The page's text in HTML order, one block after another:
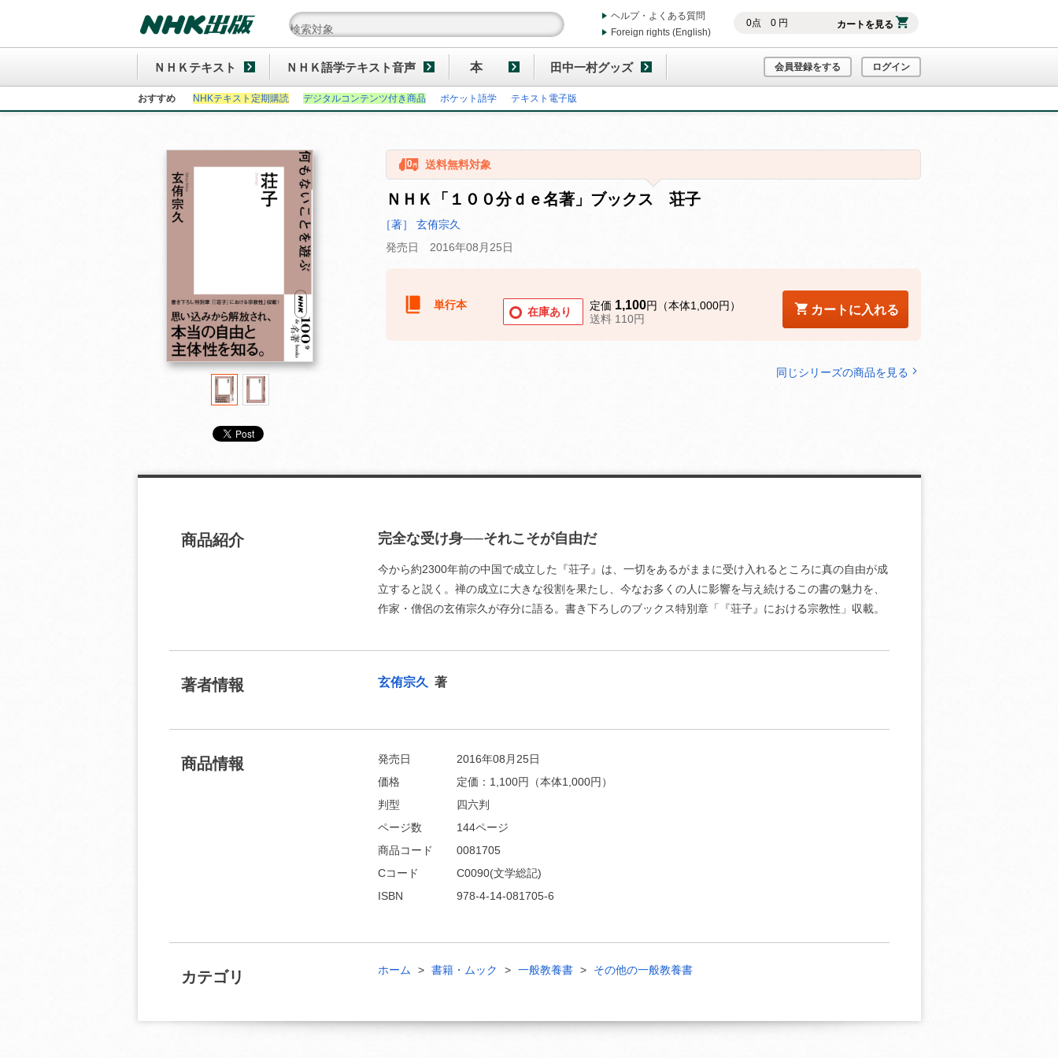
0点 0円 カートを見る
ヘルプ・よくある質問
Foreign rights (English)
ＮＨＫテキスト ＮＨＫ語学テキスト音声 本 田中一村グッズ 会員登録をする ログイン
おすすめ NHKテキスト定期購読 デジタルコンテンツ付き商品 ポケット語学 テキスト電子版
送料無料対象
ＮＨＫ「１００分ｄｅ名著」ブックス 荘子
［著］ 玄侑宗久
発売日 2016年08月25日
単行本
在庫あり 定価 1,100円（本体1,000円）
送料 110円
カートに入れる
同じシリーズの商品を見る
商品紹介 完全な受け身──それこそが自由だ
今から約2300年前の中国で成立した『荘子』は、一切をあるがままに受け入れるところに真の自由が成
立すると説く。禅の成立に大きな役割を果たし、今なお多くの人に影響を与え続けるこの書の魅力を、
作家・僧侶の玄侑宗久が存分に語る。書き下ろしのブックス特別章「『荘子』における宗教性」収載。
著者情報 玄侑宗久 著
商品情報 発売日
2016年08月25日
価格
定価： 1,100円（本体1,000円）
判型
四六判
ページ数
144ページ
商品コード
0081705
Cコード
C0090(文学総記)
ISBN
978-4-14-081705-6
カテゴリ ホーム 書籍・ムック 一般教養書 その他の一般教養書